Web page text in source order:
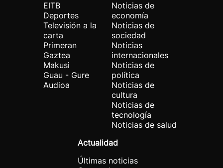
EITB
Deportes
Televisión a la
carta
Primeran
Gaztea
Makusi
Guau - Gure
Audioa
Noticias de
economía
Noticias de
sociedad
Noticias
internacionales
Noticias de
política
Noticias de
cultura
Noticias de
tecnología
Noticias de salud
Actualidad
Últimas noticias